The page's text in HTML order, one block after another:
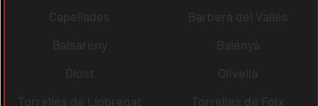
Capellades
Barberà del Vallès
Balsareny
Balenyà
Olost
Olivella
Torrelles de Llobregat
Torrelles de Foix